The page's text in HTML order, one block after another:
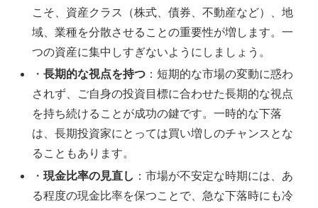
こそ、資産クラス（株式、債券、不動産など）、地
域、業種を分散させることの重要性が増します。一
つの資産に集中しすぎないようにしましょう。
・長期的な視点を持つ ：短期的な市場の変動に惑わ
されず、ご自身の投資目標に合わせた長期的な視点
を持ち続けることが成功の鍵です。一時的な下落
は、長期投資家にとっては買い増しのチャンスとな
ることもあります。
・現金比率の見直し ：市場が不安定な時期には、あ
る程度の現金比率を保つことで、急な下落時にも冷